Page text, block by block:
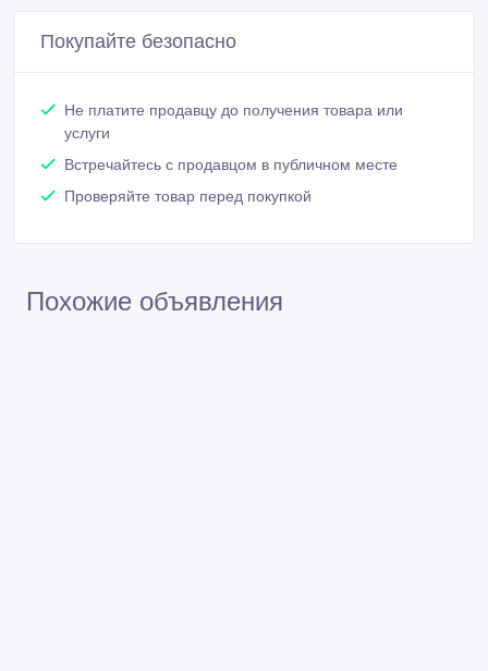
Покупайте безопасно
Не платите продавцу до получения товара или
услуги
Встречайтесь с продавцом в публичном месте
Проверяйте товар перед покупкой
Похожие объявления